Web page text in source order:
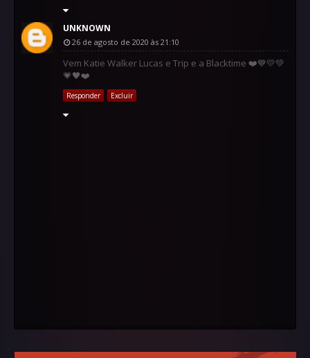
UNKNOWN
26 de agosto de 2020 às 21:10
Vem Katie Walker Lucas e Trip e a Blacktime ❤️💙💛💚
💗🖤❤️
Responder Excluir